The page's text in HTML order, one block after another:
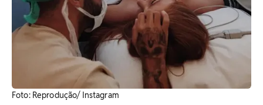
Foto: Reprodução/ Instagram